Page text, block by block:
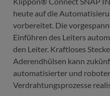
heute auf die
vorbereitet. Die
Einführen des Leiters
den Leiter. Kraftloses
Aderendhülsen kann
automatisierter und
Verdrahtungsprozesse